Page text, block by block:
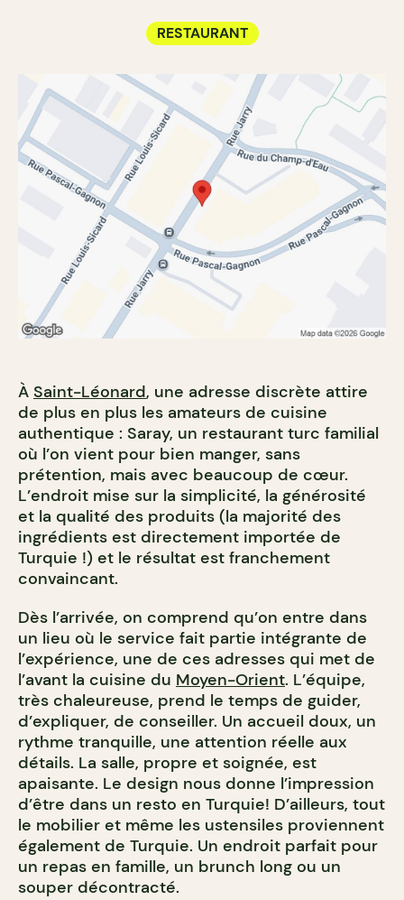
RESTAURANT
À Saint-Léonard, une adresse discrète attire
de plus en plus les amateurs de cuisine
authentique : Saray, un restaurant turc familial
où l’on vient pour bien manger, sans
prétention, mais avec beaucoup de cœur.
L’endroit mise sur la simplicité, la générosité
et la qualité des produits (la majorité des
ingrédients est directement importée de
Turquie !) et le résultat est franchement
convaincant.
Dès l’arrivée, on comprend qu’on entre dans
un lieu où le service fait partie intégrante de
l’expérience, une de ces adresses qui met de
l’avant la cuisine du Moyen-Orient. L’équipe,
très chaleureuse, prend le temps de guider,
d’expliquer, de conseiller. Un accueil doux, un
rythme tranquille, une attention réelle aux
détails. La salle, propre et soignée, est
apaisante. Le design nous donne l’impression
d’être dans un resto en Turquie! D’ailleurs, tout
le mobilier et même les ustensiles proviennent
également de Turquie. Un endroit parfait pour
un repas en famille, un brunch long ou un
souper décontracté.